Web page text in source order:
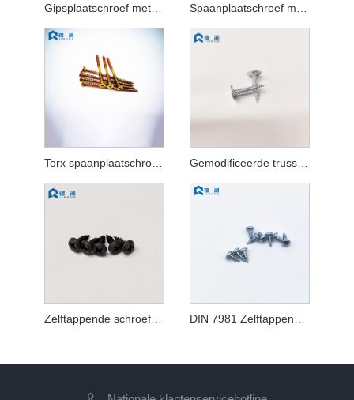
Gipsplaatschroef met bugelkop
Torx spaanplaatschroeven met dubbele platte kop, volledige draad, geel verzinkt Gemodificeerde trusskop zelftappende schroef
Zelftappende schroef met panframekop